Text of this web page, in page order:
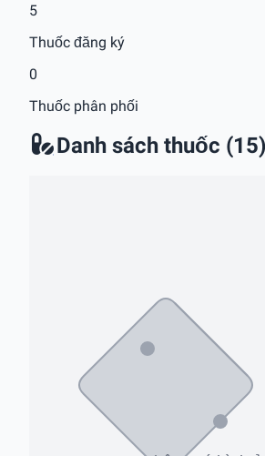
5
Thuốc đăng ký
0
Thuốc phân phối
Danh sách thuốc (15)